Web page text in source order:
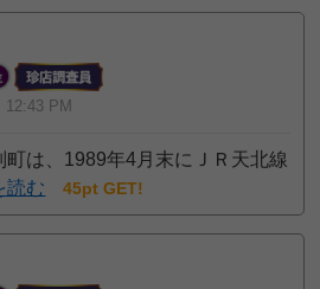
12:43 PM
町は、1989年4月末にＪＲ天北線
読む 45pt GET!